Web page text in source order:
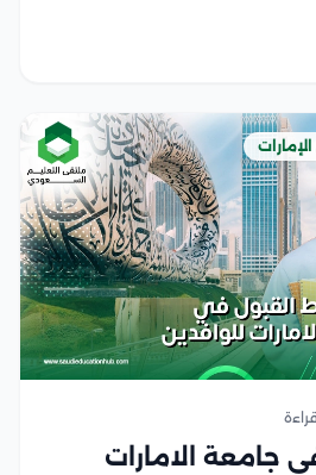
الجامعة الأمريكية في الإمارات
جامعة الامارات